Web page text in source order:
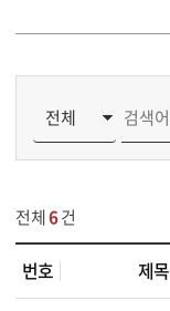
전체6건
번호 제목